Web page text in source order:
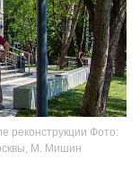
реконструкции Фото:
М. Мишин